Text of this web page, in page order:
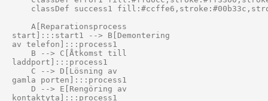
classDef success1
    A[Reparationsprocess
start]:::start1 --> B[Demontering
av telefon]:::process1
    B --> C[Åtkomst till
laddport]:::process1
    C --> D[Lösning av
gamla porten]:::process1
    D --> E[Rengöring av
kontaktyta]:::process1